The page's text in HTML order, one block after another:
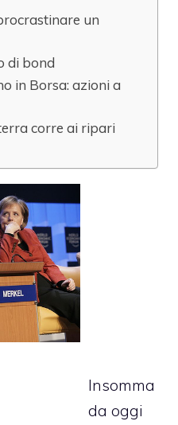
un
di bond
in Borsa: azioni a
corre ai ripari
Insomma
da oggi